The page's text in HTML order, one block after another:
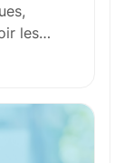
les…